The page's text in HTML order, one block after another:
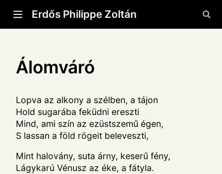
Erdős Philippe Zoltán
Álomváró
Lopva az alkony a szélben, a tájon
Hold sugarába feküdni ereszti
Mind, ami szín az ezüstszemű égen,
S lassan a föld rögeit beleveszti,
Mint halovány, suta árny, keserű fény,
Lágykarú Vénusz az éke, a fátyla.